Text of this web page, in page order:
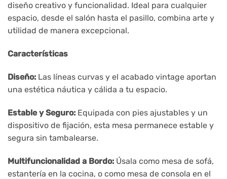
diseño creativo y funcionalidad. Ideal para cualquier
espacio, desde el salón hasta el pasillo, combina arte y
utilidad de manera excepcional.
Características
Diseño: Las líneas curvas y el acabado vintage aportan
una estética náutica y cálida a tu espacio.
Estable y Seguro: Equipada con pies ajustables y un
dispositivo de fijación, esta mesa permanece estable y
segura sin tambalearse.
Multifuncionalidad a Bordo: Úsala como mesa de sofá,
estantería en la cocina, o como mesa de consola en el